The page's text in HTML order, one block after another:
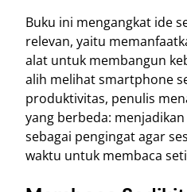
Buku ini mengangkat ide
relevan, yaitu
alat untuk membangun
alih melihat smartphone
produktivitas, penulis
yang berbeda:
sebagai pengingat agar
waktu untuk membaca